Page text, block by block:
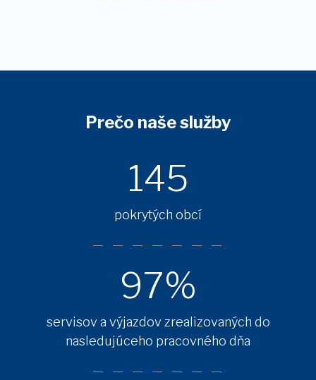
Prečo naše služby
145
pokrytých obcí
97%
servisov a výjazdov zrealizovaných do
nasledujúceho pracovného dňa